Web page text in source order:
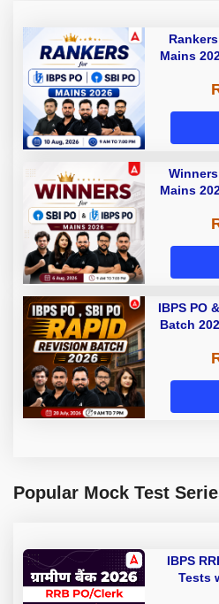
Mains
Mains
IBPS PO
Batch
Popular Mock Test
IBPS
Tests